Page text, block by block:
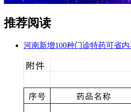
推荐阅读
河南新增100种门诊特药可省